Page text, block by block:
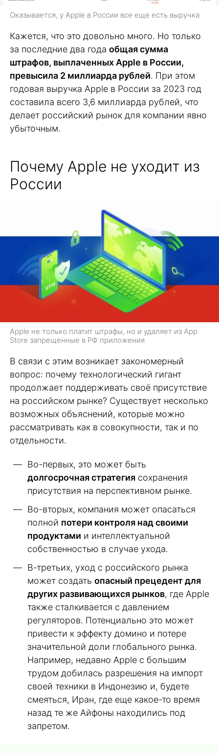
Оказывается, у Apple в России все еще есть выручка
Кажется, что это довольно много. Но только
за последние два года общая сумма
штрафов, выплаченных Apple в России,
превысила 2 миллиарда рублей. При этом
годовая выручка Apple в России за 2023 год
составила всего 3,6 миллиарда рублей, что
делает российский рынок для компании явно
убыточным.
Почему Apple не уходит из
России
Apple не только платит штрафы, но и удаляет из App
Store запрещенные в РФ приложения
В связи с этим возникает закономерный
вопрос: почему технологический гигант
продолжает поддерживать своё присутствие
на российском рынке? Существует несколько
возможных объяснений, которые можно
рассматривать как в совокупности, так и по
отдельности.
Во-первых, это может быть
долгосрочная стратегия сохранения
присутствия на перспективном рынке.
Во-вторых, компания может опасаться
полной потери контроля над своими
продуктами и интеллектуальной
собственностью в случае ухода.
В-третьих, уход с российского рынка
может создать опасный прецедент для
других развивающихся рынков, где Apple
также сталкивается с давлением
регуляторов. Потенциально это может
привести к эффекту домино и потере
значительной доли глобального рынка.
Например, недавно Apple с большим
трудом добилась разрешения на импорт
своей техники в Индонезию и, будете
смеяться, Иран, где еще какое-то время
назад те же Айфоны находились под
запретом.